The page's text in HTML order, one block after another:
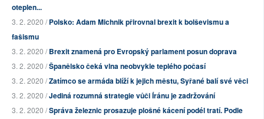
oteplen...
3. 2. 2020 /Polsko: Adam Michnik přirovnal brexit k bolševismu a
fašismu
3. 2. 2020 /Brexit znamená pro Evropský parlament posun doprava
3. 2. 2020 /Španělsko čeká vlna neobvykle teplého počasí
3. 2. 2020 /Zatímco se armáda blíží k jejich městu, Syřané balí své věci
3. 2. 2020 /Jediná rozumná strategie vůči Íránu je zadržování
3. 2. 2020 /Správa železnic prosazuje plošné kácení podél tratí. Podle